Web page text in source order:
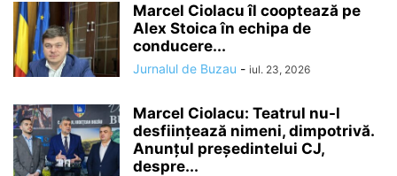
Marcel Ciolacu îl cooptează pe
Alex Stoica în echipa de
conducere...
Jurnalul de Buzau - iul. 23, 2026
Marcel Ciolacu: Teatrul nu-l
desființează nimeni, dimpotrivă.
Anunțul președintelui CJ,
despre...